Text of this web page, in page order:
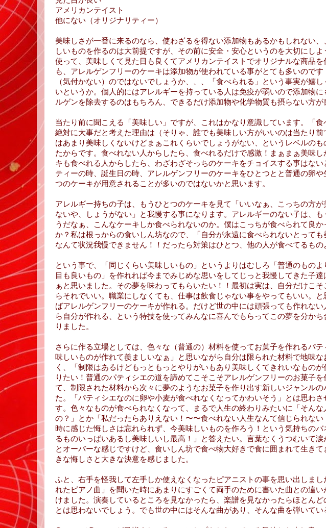
アメリカンテイスト
他にない（オリジナリティー）
美味しさが一番に来るのなら、使わざるを得ない添加物もあるかもしれない
しいものを作るのは大前提ですが、その前に安全・安心というのを大切にし
使って、美味しくて見た目も良くてアメリカンテイストでオリジナルな商品
も、アレルゲンフリーのケーキは添加物が使われている事がとても多いので
（気付かない）のではないでしょうか、、、「食べられる」という事実が嬉
いというか。個人的にはアレルギーを持っている人は免疫が弱いので添加物
ルゲンを除去するのはもちろん、できるだけ添加物や化学物質も摂らない方が
当たり前に聞こえる「美味しい」ですが、これはかなり意識しています。「
絶対に大事だと考えた理由は（そりゃ、誰でも美味しい方がいいのは当たり
はあまり美味しくないけどまぁこれくらいでしょうがない、というレベルの
たからです。食べれない人からしたら、食べれるだけで感激！まぁまぁ美味
キも食べれる人からしたら、わざわざそっちのケーキをチョイスする事はな
ティーの時、誕生日の時、アレルゲンフリーのケーキをひとつとと普通の卵
つのケーキが用意されることが多いのではないかと思います。
アレルギー持ちの子は、もうひとつのケーキを見て「いいなぁ、こっちの方
ないや、しょうがない」と我慢する事になります。アレルギーのない子は、
うだなぁ、こんなケーキしか食べられないのか。僕はこっちが食べられて良
か？私は根っからの食いしん坊なので、「自分が永遠に食べられないとっても
なんて状況我慢できません！！だったら対策はひとつ、他の人が食べてるもの
という事で、「同じくらい美味しいもの」というよりはむしろ「普通のもの
目も良いもの」を作れれば今までみじめな思いをしてじっと我慢してきた子
ぁと思いました。その夢を味わってもらいたい！！最初は実は、自分だけこ
らそれでいい。職業にしなくても、仕事は飲食じゃない事をやってもいい。
ばアレルゲンフリーのケーキが作れる。だけど世の中には頑張っても作れな
ら自分が作れる、という特技を使ってみんなに喜んでもらってこの夢を分か
りました。
さらに作る立場としては、色々な（普通の）材料を使ってお菓子を作れるパ
味しいものが作れて羨ましいなぁ」と思いながら自分は限られた材料で地味
く、「制限はあるけどもっともっとやりがいもあり美味しくてきれいなもの
りたい！普通のパティシエの道を諦めてこそこそアレルゲンフリーのお菓子
て、制限された材料から次々に夢のようなお菓子を作り出す新しいジャンル
た。「パティシエなのに卵や小麦が食べれなくなってかわいそう」とは思わ
す。色々なものが食べられなくなって、まるで人生の終わりみたいに「そん
の？」とか「私だったらありえない！〜〜食べれない人生なんて信じられな
時に感じた悔しさは忘れられず、今美味しいものを作ろう！という気持ちの
るものいっぱいあるし美味しいし最高！」と答えたい。言葉なくうつむいて
とオーバーな感じですけど、食いしん坊で食べ物大好きで食に囲まれて生き
きな悔しさと大きな決意を感じました。
ふと、右手を怪我して左手しか使えなくなったピアニストの事を思い出しま
れたピアノ曲」を聞いた時にあまりにすごくて両手のために書いた曲との違
けました。演奏しているところを見なかったら、楽譜を見なかったらほとん
とは思わないでしょう。でも世の中にはそんな曲があり、そんな曲を弾いてい